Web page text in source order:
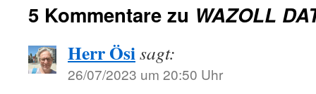
5 Kommentare zu WAZOLL
Herr Ösisagt:
26/07/2023 um 20:50 Uhr